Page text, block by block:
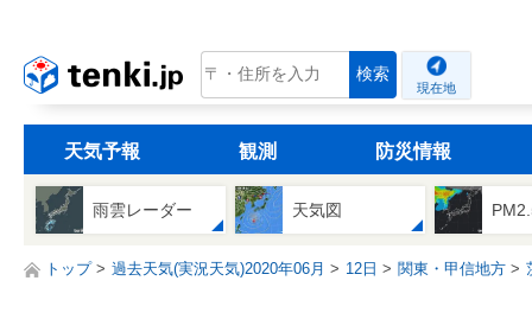
tenki.jp 検索
現在地
天気予報 観測 防災情報
雨雲レーダー 天気図
トップ 過去天気(実況天気)2020年06月 12日 関東・甲信地方